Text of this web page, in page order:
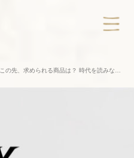
この先、求められる商品は？ 時代を読みな…